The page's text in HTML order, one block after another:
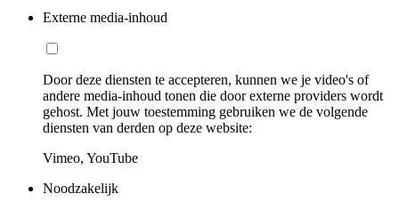
Externe media-inhoud
Door deze diensten te accepteren, kunnen we je video's of
andere media-inhoud tonen die door externe providers wordt
gehost. Met jouw toestemming gebruiken we de volgende
diensten van derden op deze website:
Vimeo, YouTube
Noodzakelijk